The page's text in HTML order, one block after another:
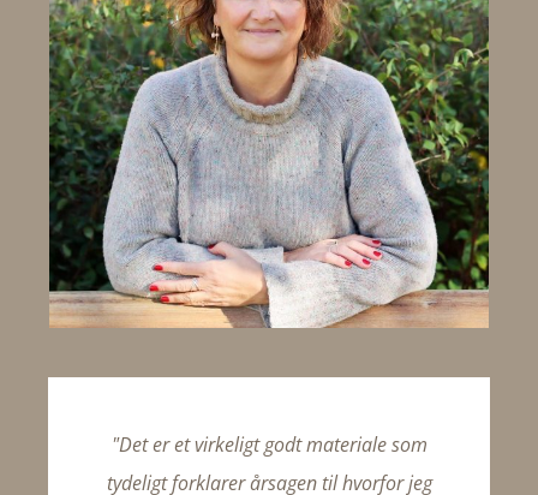
"Det er et virkeligt godt materiale som
tydeligt forklarer årsagen til hvorfor jeg